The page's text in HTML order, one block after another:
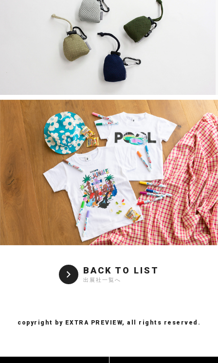
BACK TO LIST
出展社一覧へ
copyright by EXTRA PREVIEW, all rights reserved.